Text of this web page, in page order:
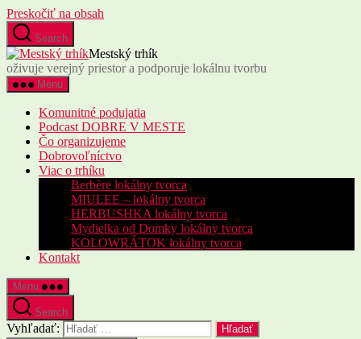
Preskočiť na obsah
Search
Mestský trhík
oživuje verejný priestor a podporuje lokálnu tvorbu
Menu
Komunitné podujatia
Podcast DOBRE V MESTE
Čo organizujeme
Dobrovoľníctvo
Viac o trhíku
Berbère lokálny tvorca
MIULEE – lokálny tvorca
HERBUSHKA lokálny tvorca
Mydielka od Domky lokálny tvorca
KOLOWRÁTOK lokálny tvorca
Kontakt
Menu
Search
Vyhľadať: